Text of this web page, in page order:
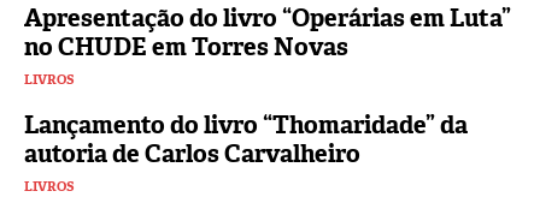
Apresentação do livro “Operárias em Luta”
no CHUDE em Torres Novas
LIVROS
Lançamento do livro “Thomaridade” da
autoria de Carlos Carvalheiro
LIVROS